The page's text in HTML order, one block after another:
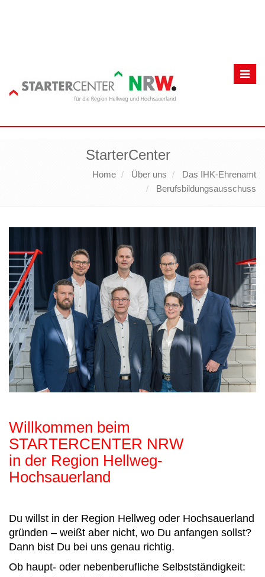
StarterCenter
Home Über uns
Das IHK-Ehrenamt
Berufsbildungsausschuss
Willkommen beim
STARTERCENTER NRW
in der Region Hellweg-
Hochsauerland
Du willst in der Region Hellweg oder Hochsauerland
gründen – weißt aber nicht, wo Du anfangen sollst?
Dann bist Du bei uns genau richtig.
Ob haupt- oder nebenberufliche Selbstständigkeit: